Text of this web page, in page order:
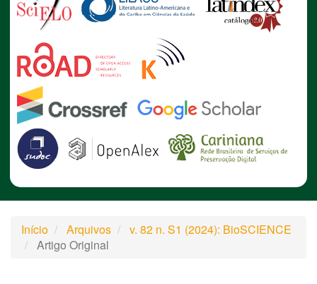
Início Arquivos
v. 82 n. S1 (2024): BioSCIENCE
Artigo Original